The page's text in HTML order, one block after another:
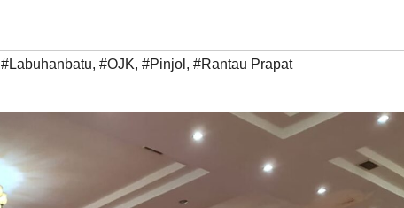
#Labuhanbatu, #OJK, #Pinjol , #Rantau Prapat